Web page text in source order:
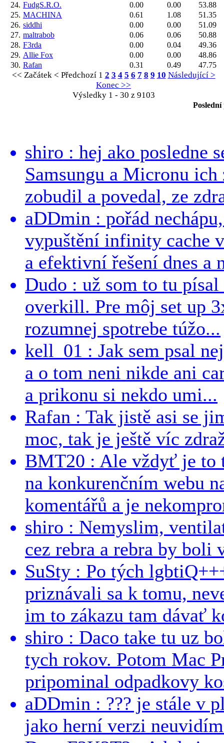
24. FudgS.R.O. 0.00 0.00
53.88
25. MACHINA 0.61 1.08
51.35
26. siddhi 0.00 0.00
51.09
27. maltrabob 0.06 0.06
50.88
28. F3rda 0.00 0.04
49.36
29. Allie Fox 0.00 0.00
48.86
30. Rafan 0.31 0.49 47.75
<< Začátek < Předchozí 1 2 3 4 5 6 7 8 9 10 Následující >
Konec >>
Výsledky 1 - 30 z 9103
shiro : hej ako posledne
Samsungu a Micronu
zobudil a povedal, ze
aDDmin : pořád
vypuštění infinity cache
a efektivní řešení dnes a
Dudo : už som to tu
overkill. Pre môj set up
rozumnej spotrebe túžo...
kell_01 : Jak sem psal
a o tom neni nikde ani
a prikonu si nekdo umi...
Rafan : Tak jistě asi se
moc, tak je ještě víc
BMT20 : Ale vždyť je to
na konkurenčním webu
komentářů a je
shiro : Nemyslim,
cez rebra a rebra by boli
SuSty : Po tých
priznávali sa k tomu,
im to zákazu tam dávať
shiro : Daco take tu uz
tych rokov. Potom Mac
pripominal odpadkovy
aDDmin : ??? je stále v
jako herní verzi